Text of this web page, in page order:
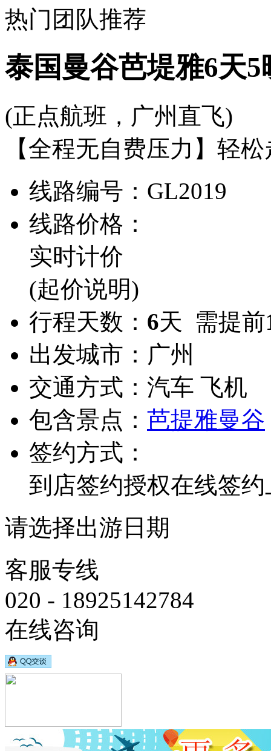
热门 团队推荐
泰国曼谷芭堤雅6天5
(正点航班，广州直飞)
【全程无自费压力】轻
线路编号： GL2019
线路价格：
实时计价
(起价说明)
行程天数： 6天 需提前
出发城市： 广州
交通方式： 汽车 飞机
包含景点： 芭提雅曼谷
签约方式：
到店签约授权在线签约
请选择出游日期
客服专线
020 - 18925142784
在线咨询